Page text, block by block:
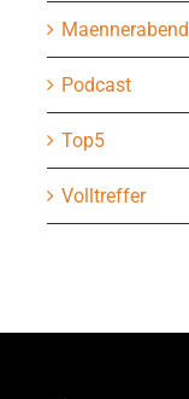
Maennerabend
Podcast
Top5
Volltreffer